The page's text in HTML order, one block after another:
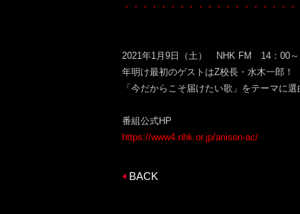
・・・・・・・・・・・・・・・・・・
2021年1月9日（土） NHK FM 14：00～
年明け最初のゲストはZ校長・水木一郎！
「今だからこそ届けたい歌」をテーマに
番組公式HP
https://www4.nhk.or.jp/anison-ac/
BACK